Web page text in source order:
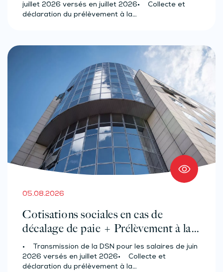
juillet 2026 versés en juillet 2026• Collecte et
déclaration du prélèvement à la…
05.08.2026
Cotisations sociales en cas de
décalage de paie + Prélèvement à la
source des salariés et assimilés
(effectif d’au moins 50 salariés)
• Transmission de la DSN pour les salaires de juin
2026 versés en juillet 2026• Collecte et
déclaration du prélèvement à la…